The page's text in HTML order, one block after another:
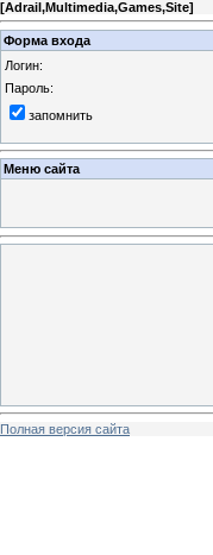
[Adrail,Multimedia,Games,Site]
Форма входа
Логин:
Пароль:
запомнить
Меню сайта
Полная версия сайта